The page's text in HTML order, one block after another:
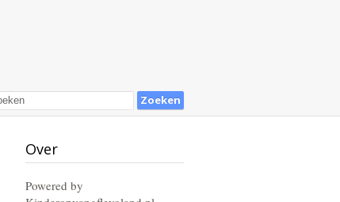
Over
Powered by